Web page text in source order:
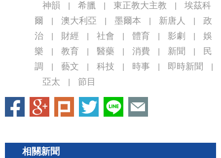
神韻 希臘 東正教大主教
埃茲科
爾
澳大利亞 墨爾本 新唐人
政
治
財經 社會 體育 影劇
娛
樂
教育 醫藥 消費 新聞
民
調
藝文 科技 時事 即時新聞
亞太 節目
相關新聞